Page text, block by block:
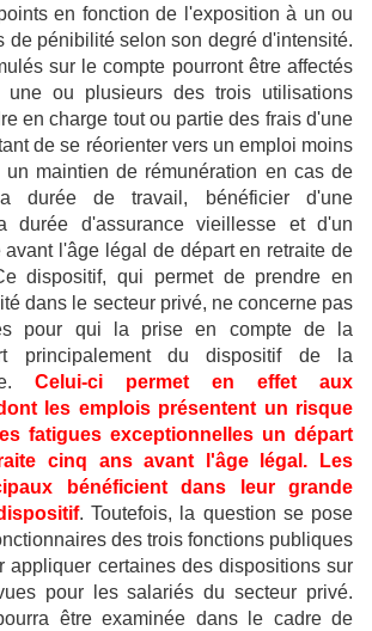
en fonction de l'exposition à un ou
de pénibilité selon son degré d'intensité.
sur le compte pourront être affectés
ou plusieurs des trois utilisations
en charge tout ou partie des frais d'une
de se réorienter vers un emploi moins
un maintien de rémunération en cas de
durée de travail, bénéficier d'une
durée d'assurance vieillesse et d'un
avant l'âge légal de départ en retraite de
dispositif, qui permet de prendre en
dans le secteur privé, ne concerne pas
pour qui la prise en compte de la
principalement du dispositif de la
Celui-ci permet en effet aux
les emplois présentent un risque
fatigues exceptionnelles un départ
cinq ans avant l'âge légal. Les
bénéficient dans leur grande
. Toutefois, la question se pose
des trois fonctions publiques
appliquer certaines des dispositions sur
pour les salariés du secteur privé.
être examinée dans le cadre de